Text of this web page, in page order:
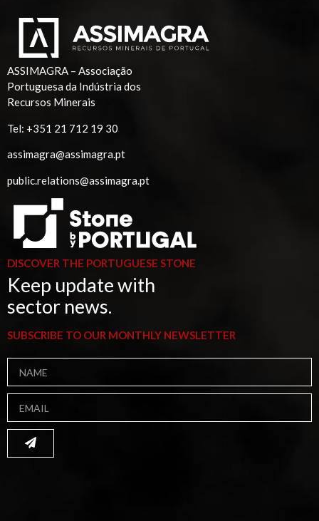
ASSIMAGRA – Associação
Portuguesa da Indústria dos
Recursos Minerais
Tel: +351 21 712 19 30
assimagra@assimagra.pt
public.relations@assimagra.pt
DISCOVER THE PORTUGUESE STONE
Keep update with
sector news.
SUBSCRIBE TO OUR MONTHLY NEWSLETTER